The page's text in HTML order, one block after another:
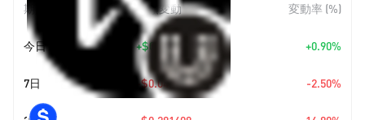
期間 金額変動 変動率 (%)
今日 +$0.01445 +0.90%
7日 -$0.041538 -2.50%